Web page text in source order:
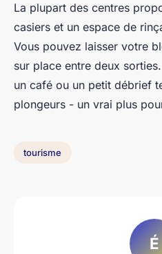
La plupart des centres
casiers et un espace de
Vous pouvez laisser votre
sur place entre deux
un café ou un petit débrief
plongeurs - un vrai plus
tourisme
É